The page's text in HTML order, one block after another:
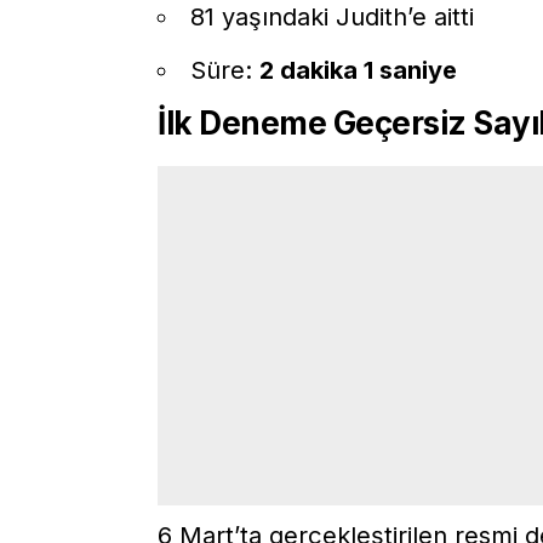
81 yaşındaki Judith’e aitti
Süre: 2 dakika 1 saniye
İlk Deneme Geçersiz
6 Mart’ta gerçekleştirilen resmi